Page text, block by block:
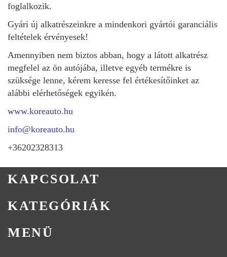
foglalkozik.
Gyári új alkatrészeinkre a mindenkori gyártói garanciális
feltételek érvényesek!
Amennyiben nem biztos abban, hogy a látott alkatrész
megfelel az ön autójába, illetve egyéb termékre is
szüksége lenne, kérem keresse fel értékesítőinket az
alábbi elérhetőségek egyikén.
www.koreauto.hu
info@koreauto.hu
+36202328313
KAPCSOLAT
KATEGÓRIÁK
MENÜ